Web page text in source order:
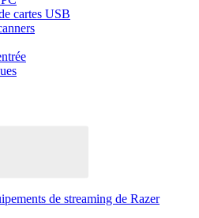
cartes USB
de streaming de Razer